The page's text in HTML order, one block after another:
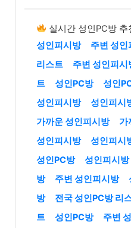
실시간 성인PC방 추
성인피시방
주변 성인
리스트
주변 성인피시
트
성인PC방 성인
성인피시방
성인피시
가까운 성인피시방
가
성인피시방
성인피시
성인PC방
성인피시방
방
주변 성인피시방
방
전국 성인PC방 리
트
성인PC방 주변